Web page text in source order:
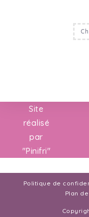
Site
réalisé
par
"Pinifri"
Politique de
Plan